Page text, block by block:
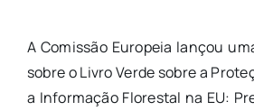
A Comissão Europeia lançou
sobre o Livro Verde sobre a
a Informação Florestal na EU: